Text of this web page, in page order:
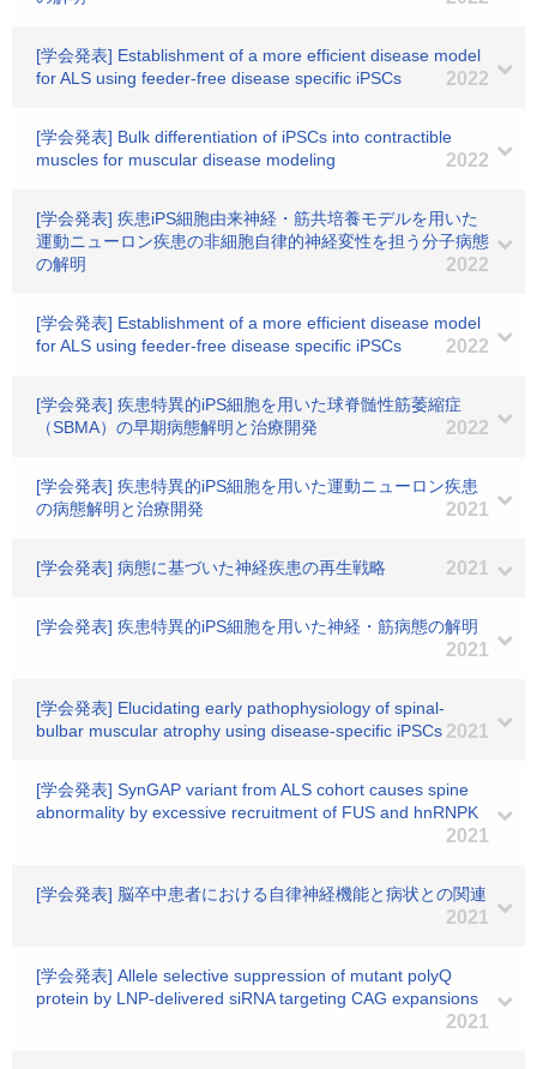
[学会発表] Establishment of a more efficient disease model
for ALS using feeder-free disease specific iPSCs
2022
[学会発表] Bulk differentiation of iPSCs into contractible
muscles for muscular disease modeling
2022
[学会発表] 疾患iPS細胞由来神経・筋共培養モデルを用いた
運動ニューロン疾患の非細胞自律的神経変性を担う分子病態
の解明
2022
[学会発表] Establishment of a more efficient disease model
for ALS using feeder-free disease specific iPSCs
2022
[学会発表] 疾患特異的iPS細胞を用いた球脊髄性筋萎縮症
（SBMA）の早期病態解明と治療開発
2022
[学会発表] 疾患特異的iPS細胞を用いた運動ニューロン疾患
の病態解明と治療開発
2021
[学会発表] 病態に基づいた神経疾患の再生戦略 2021
[学会発表] 疾患特異的iPS細胞を用いた神経・筋病態の解明
2021
[学会発表] Elucidating early pathophysiology of spinal-
bulbar muscular atrophy using disease-specific iPSCs 2021
[学会発表] SynGAP variant from ALS cohort causes spine
abnormality by excessive recruitment of FUS and hnRNPK
2021
[学会発表] 脳卒中患者における自律神経機能と病状との関連
2021
[学会発表] Allele selective suppression of mutant polyQ
protein by LNP-delivered siRNA targeting CAG expansions
2021